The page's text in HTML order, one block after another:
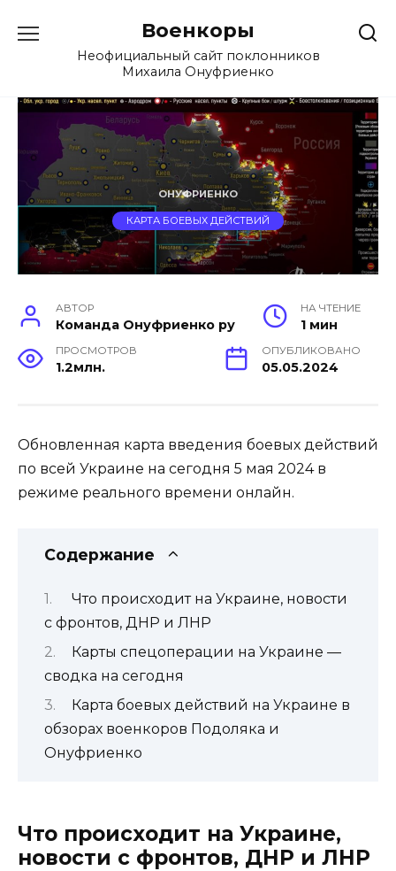
содержанию
Военкоры
Неофициальный сайт поклонников
Михаила Онуфриенко
ОНУФРИЕНКО
КАРТА БОЕВЫХ ДЕЙСТВИЙ
АВТОР
Команда Онуфриенко ру
НА ЧТЕНИЕ
1 мин
ПРОСМОТРОВ
1.2млн.
ОПУБЛИКОВАНО
05.05.2024
Обновленная карта введения боевых действий
по всей Украине на сегодня 5 мая 2024 в
режиме реального времени онлайн.
Содержание
Что происходит на Украине, новости
с фронтов, ДНР и ЛНР
Карты спецоперации на Украине —
сводка на сегодня
Карта боевых действий на Украине в
обзорах военкоров Подоляка и
Онуфриенко
Что происходит на Украине,
новости с фронтов, ДНР и ЛНР